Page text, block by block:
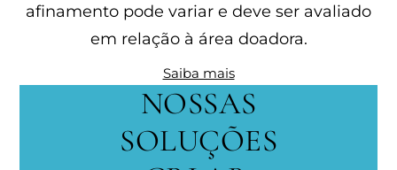
afinamento pode variar e deve ser avaliado
em relação à área doadora.
Saiba mais
NOSSAS
SOLUÇÕES